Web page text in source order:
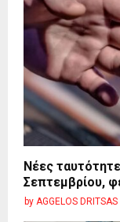
Νέες
Σεπτεμβρίου,
by AGGELOS DRITSAS